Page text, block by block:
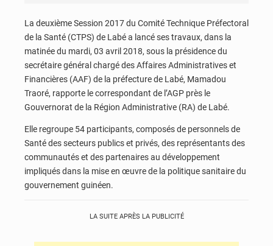
La deuxième Session 2017 du Comité Technique Préfectoral
de la Santé (CTPS) de Labé a lancé ses travaux, dans la
matinée du mardi, 03 avril 2018, sous la présidence du
secrétaire général chargé des Affaires Administratives et
Financières (AAF) de la préfecture de Labé, Mamadou
Traoré, rapporte le correspondant de l’AGP près le
Gouvernorat de la Région Administrative (RA) de Labé.
Elle regroupe 54 participants, composés de personnels de
Santé des secteurs publics et privés, des représentants des
communautés et des partenaires au développement
impliqués dans la mise en œuvre de la politique sanitaire du
gouvernement guinéen.
LA SUITE APRÈS LA PUBLICITÉ